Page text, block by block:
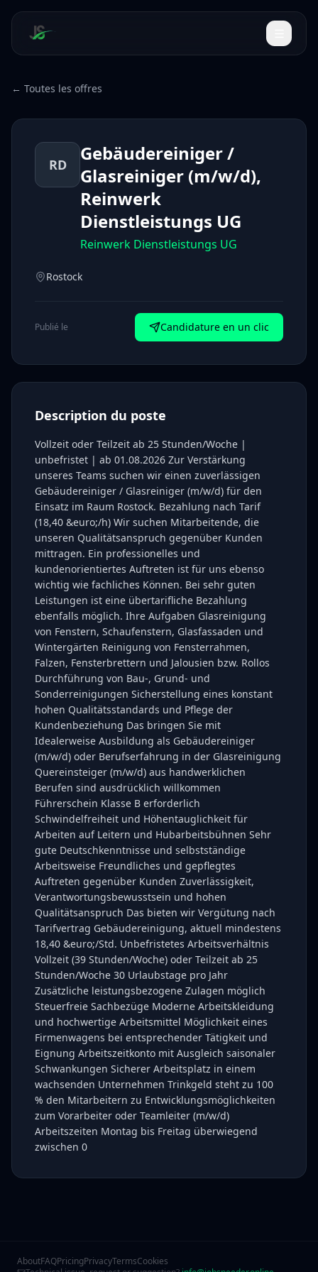
← Toutes les offres
RD
Gebäudereiniger /
Glasreiniger (m/w/d),
Reinwerk
Dienstleistungs UG
Reinwerk Dienstleistungs UG
Rostock
Publié le Candidature en un clic
Description du poste
Vollzeit oder Teilzeit ab 25 Stunden/Woche |
unbefristet | ab 01.08.2026 Zur Verstärkung
unseres Teams suchen wir einen zuverlässigen
Gebäudereiniger / Glasreiniger (m/w/d) für den
Einsatz im Raum Rostock. Bezahlung nach Tarif
(18,40 &euro;/h) Wir suchen Mitarbeitende, die
unseren Qualitätsanspruch gegenüber Kunden
mittragen. Ein professionelles und
kundenorientiertes Auftreten ist für uns ebenso
wichtig wie fachliches Können. Bei sehr guten
Leistungen ist eine übertarifliche Bezahlung
ebenfalls möglich. Ihre Aufgaben Glasreinigung
von Fenstern, Schaufenstern, Glasfassaden und
Wintergärten Reinigung von Fensterrahmen,
Falzen, Fensterbrettern und Jalousien bzw. Rollos
Durchführung von Bau-, Grund- und
Sonderreinigungen Sicherstellung eines konstant
hohen Qualitätsstandards und Pflege der
Kundenbeziehung Das bringen Sie mit
Idealerweise Ausbildung als Gebäudereiniger
(m/w/d) oder Berufserfahrung in der Glasreinigung
Quereinsteiger (m/w/d) aus handwerklichen
Berufen sind ausdrücklich willkommen
Führerschein Klasse B erforderlich
Schwindelfreiheit und Höhentauglichkeit für
Arbeiten auf Leitern und Hubarbeitsbühnen Sehr
gute Deutschkenntnisse und selbstständige
Arbeitsweise Freundliches und gepflegtes
Auftreten gegenüber Kunden Zuverlässigkeit,
Verantwortungsbewusstsein und hohen
Qualitätsanspruch Das bieten wir Vergütung nach
Tarifvertrag Gebäudereinigung, aktuell mindestens
18,40 &euro;/Std. Unbefristetes Arbeitsverhältnis
Vollzeit (39 Stunden/Woche) oder Teilzeit ab 25
Stunden/Woche 30 Urlaubstage pro Jahr
Zusätzliche leistungsbezogene Zulagen möglich
Steuerfreie Sachbezüge Moderne Arbeitskleidung
und hochwertige Arbeitsmittel Möglichkeit eines
Firmenwagens bei entsprechender Tätigkeit und
Eignung Arbeitszeitkonto mit Ausgleich saisonaler
Schwankungen Sicherer Arbeitsplatz in einem
wachsenden Unternehmen Trinkgeld steht zu 100
% den Mitarbeitern zu Entwicklungsmöglichkeiten
zum Vorarbeiter oder Teamleiter (m/w/d)
Arbeitszeiten Montag bis Freitag überwiegend
zwischen 0
AboutFAQPricingPrivacyTermsCookies